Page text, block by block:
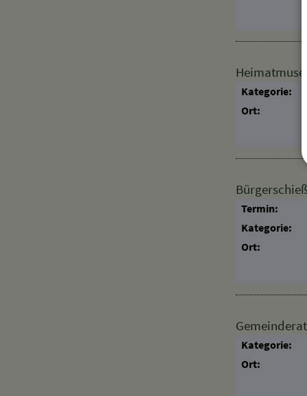
Kategorie:
Ort:
Termin:
Kategorie:
Ort:
Kategorie:
Ort: